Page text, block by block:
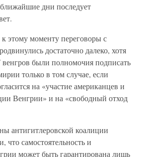
дни последует
этому моменту переговоры с
достаточно далеко, хотя
были полномочия подписать
только в том случае, если
на «участие американцев и
Венгрии» и на «свободный отход
антигитлеровской коалиции
что самостоятельность и
может быть гарантирована лишь